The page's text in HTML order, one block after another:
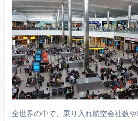
全世界の中で、乗り入れ航空会社数